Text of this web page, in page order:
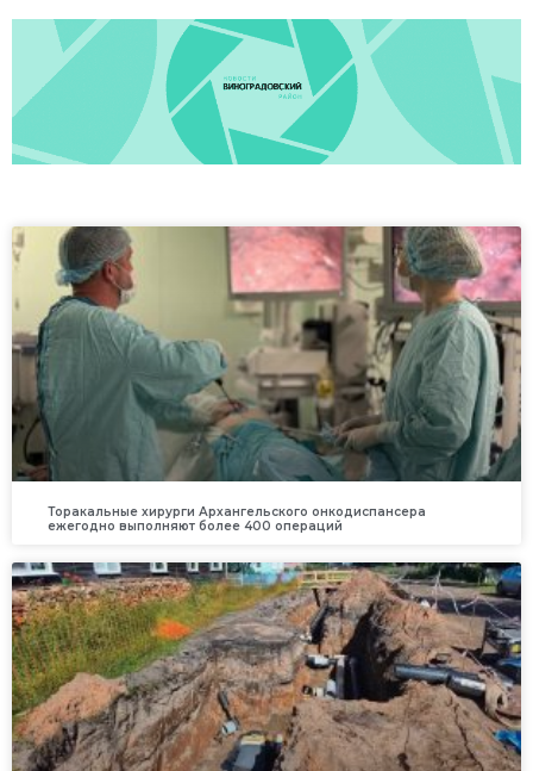
Торакальные хирурги Архангельского онкодиспансера
ежегодно выполняют более 400 операций